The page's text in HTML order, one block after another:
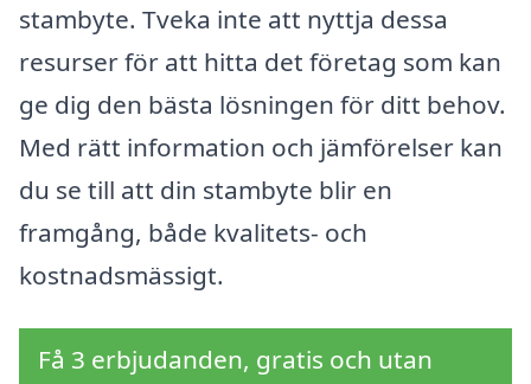
stambyte. Tveka inte att nyttja dessa
resurser för att hitta det företag som kan
ge dig den bästa lösningen för ditt behov.
Med rätt information och jämförelser kan
du se till att din stambyte blir en
framgång, både kvalitets- och
kostnadsmässigt.
Få 3 erbjudanden, gratis och utan